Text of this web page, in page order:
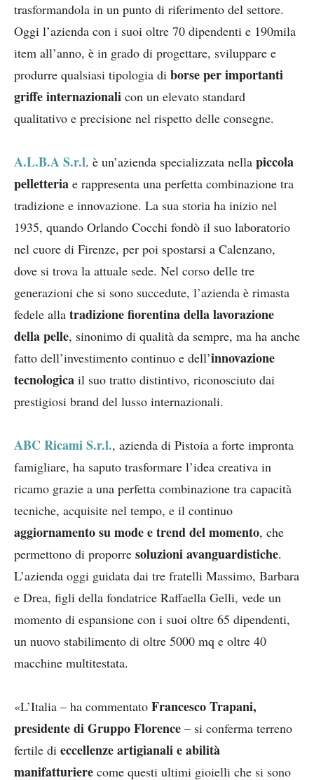
trasformandola in un punto di riferimento del settore.
Oggi l’azienda con i suoi oltre 70 dipendenti e 190mila
item all’anno, è in grado di progettare, sviluppare e
produrre qualsiasi tipologia di borse per importanti
griffe internazionali con un elevato standard
qualitativo e precisione nel rispetto delle consegne.
A.L.B.A S.r.l. è un’azienda specializzata nella piccola
pelletteria e rappresenta una perfetta combinazione tra
tradizione e innovazione. La sua storia ha inizio nel
1935, quando Orlando Cocchi fondò il suo laboratorio
nel cuore di Firenze, per poi spostarsi a Calenzano,
dove si trova la attuale sede. Nel corso delle tre
generazioni che si sono succedute, l’azienda è rimasta
fedele alla tradizione fiorentina della lavorazione
della pelle, sinonimo di qualità da sempre, ma ha anche
fatto dell’investimento continuo e dell’innovazione
tecnologica il suo tratto distintivo, riconosciuto dai
prestigiosi brand del lusso internazionali.
ABC Ricami S.r.l., azienda di Pistoia a forte impronta
famigliare, ha saputo trasformare l’idea creativa in
ricamo grazie a una perfetta combinazione tra capacità
tecniche, acquisite nel tempo, e il continuo
aggiornamento su mode e trend del momento, che
permettono di proporre soluzioni avanguardistiche.
L’azienda oggi guidata dai tre fratelli Massimo, Barbara
e Drea, figli della fondatrice Raffaella Gelli, vede un
momento di espansione con i suoi oltre 65 dipendenti,
un nuovo stabilimento di oltre 5000 mq e oltre 40
macchine multitestata.
«L’Italia – ha commentato Francesco Trapani,
presidente di Gruppo Florence – si conferma terreno
fertile di eccellenze artigianali e abilità
manifatturiere come questi ultimi gioielli che si sono